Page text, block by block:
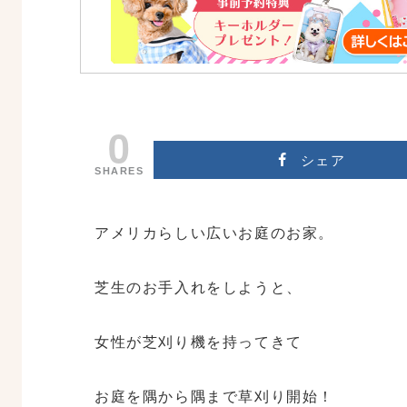
0
SHARES
シェア
アメリカらしい広いお庭のお家。
芝生のお手入れをしようと、
女性が芝刈り機を持ってきて
お庭を隅から隅まで草刈り開始！